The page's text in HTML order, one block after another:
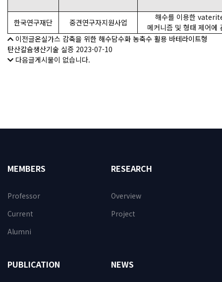
한국연구재단 중견연구자지원사업
해수를 이용한
메커니즘 및 형태 제어에
이전글온실가스 감축을 위한 해수담수화 농축수 활용 바테라이트형
탄산칼슘생산기술 실증 2023-07-10
다음글게시물이 없습니다.
MEMBERS
Professor
Current
Alumni
RESEARCH
Overview
Project
PUBLICATION NEWS